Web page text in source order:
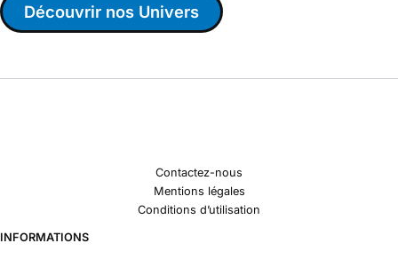
Découvrir nos Univers
Contactez-nous
Mentions légales
Conditions d’utilisation
INFORMATIONS